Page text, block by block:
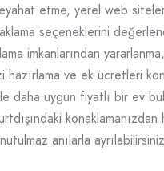
etme, yerel web
seçeneklerini
imkanlarından
hazırlama ve ek ücretleri
daha uygun fiyatlı bir ev
anılarla